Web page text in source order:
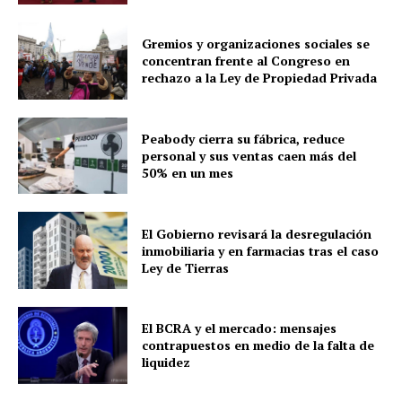
Gremios y organizaciones sociales se
concentran frente al Congreso en
rechazo a la Ley de Propiedad Privada
Peabody cierra su fábrica, reduce
personal y sus ventas caen más del
50% en un mes
El Gobierno revisará la desregulación
inmobiliaria y en farmacias tras el caso
Ley de Tierras
El BCRA y el mercado: mensajes
contrapuestos en medio de la falta de
liquidez